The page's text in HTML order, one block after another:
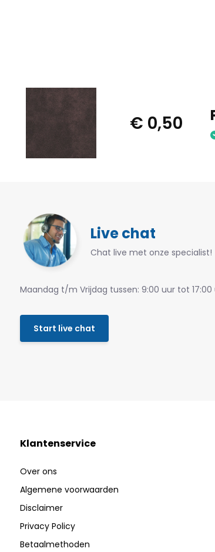
€ 0,50
Live chat
Chat live met onze specialist!
Maandag t/m Vrijdag tussen: 9:00 uur tot 17:00
Start live chat
Klantenservice
Over ons
Algemene voorwaarden
Disclaimer
Privacy Policy
Betaalmethoden